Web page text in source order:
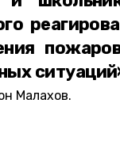
Малахов.